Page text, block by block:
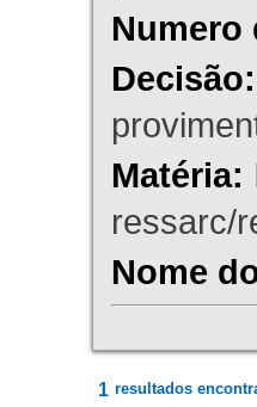
Numero
Decisão:
Matéria:
ressarc/
Nome
1 resultados